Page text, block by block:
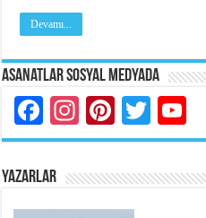
Devamı...
Asanatlar Sosyal Medyada
Facebook
Instagram
YAZARLAR